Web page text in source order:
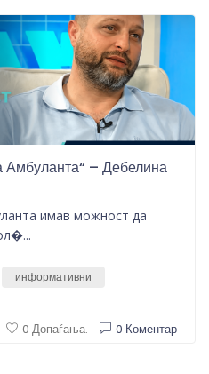
Амбуланта“ – Дебелина
имав можност да
информативни
0 Допаѓања. 0 Коментар